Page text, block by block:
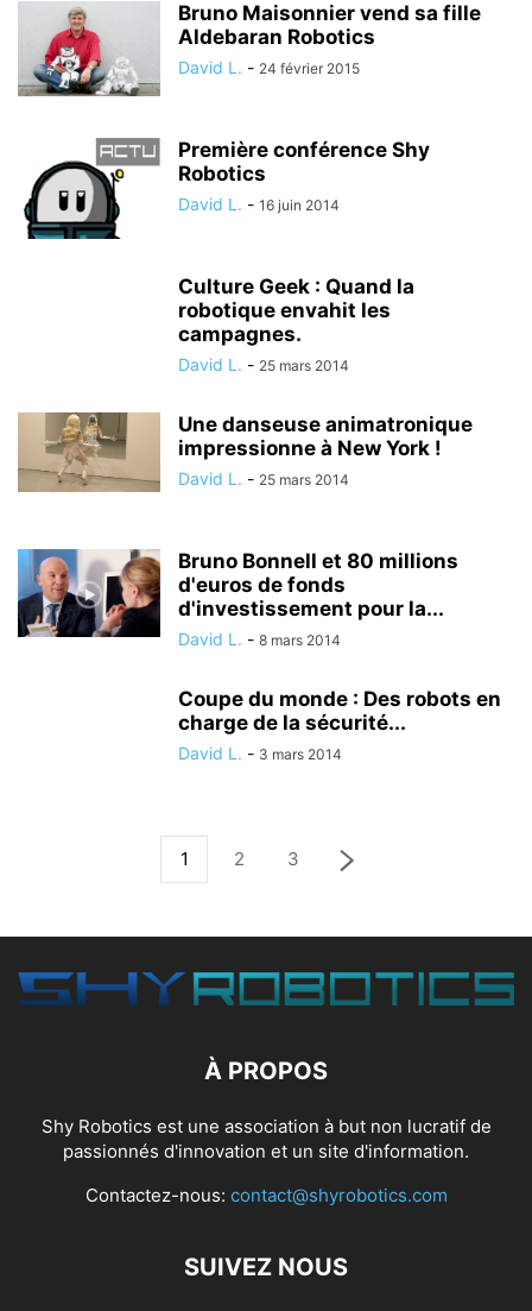
Bruno Maisonnier vend sa fille
Aldebaran Robotics
David L. - 24 février 2015
Première conférence Shy
Robotics
David L. - 16 juin 2014
Culture Geek : Quand la
robotique envahit les
campagnes.
David L. - 25 mars 2014
Une danseuse animatronique
impressionne à New York !
David L. - 25 mars 2014
Bruno Bonnell et 80 millions
d'euros de fonds
d'investissement pour la...
David L. - 8 mars 2014
Coupe du monde : Des robots en
charge de la sécurité...
David L. - 3 mars 2014
1 2 3
À PROPOS
Shy Robotics est une association à but non lucratif de
passionnés d'innovation et un site d'information.
Contactez-nous: contact@shyrobotics.com
SUIVEZ NOUS